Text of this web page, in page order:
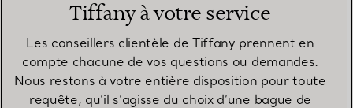
Tiffany à votre service
Les conseillers clientèle de Tiffany prennent en
compte chacune de vos questions ou demandes.
Nous restons à votre entière disposition pour toute
requête, qu’il s’agisse du choix d’une bague de